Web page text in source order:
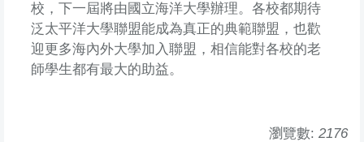
校，下一屆將由國立海洋大學辦理。各校都期待
泛太平洋大學聯盟能成為真正的典範聯盟，也歡
迎更多海內外大學加入聯盟，相信能對各校的老
師學生都有最大的助益。
瀏覽數: 2176